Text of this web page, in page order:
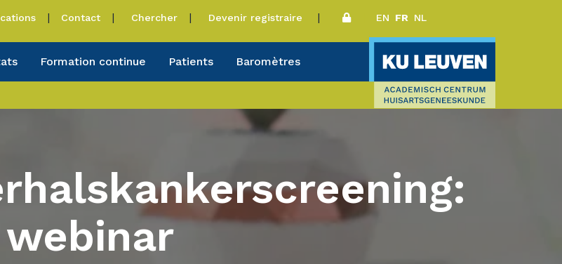
Contact Chercher Devenir registraire EN FR NL
Formation continue Patients Baromètres
webinar